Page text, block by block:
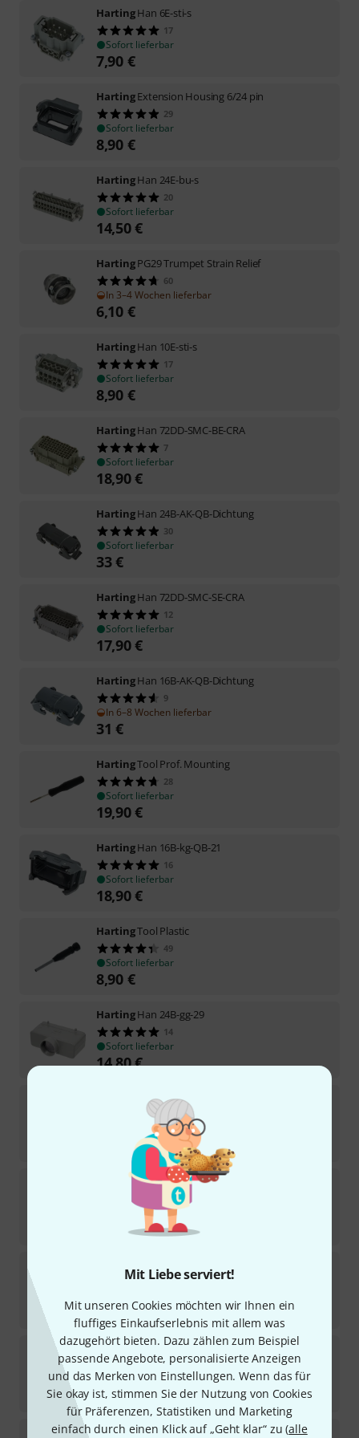
Mit Liebe serviert!
Mit unseren Cookies möchten wir Ihnen ein
fluffiges Einkaufserlebnis mit allem was
dazugehört bieten. Dazu zählen zum Beispiel
passende Angebote, personalisierte Anzeigen
und das Merken von Einstellungen. Wenn das für
Sie okay ist, stimmen Sie der Nutzung von Cookies
für Präferenzen, Statistiken und Marketing
einfach durch einen Klick auf „Geht klar“ zu (alle
HartingHan 6E-sti-s
17
Sofort lieferbar
7,90 €
HartingExtension Housing 6/24 pin
29
Sofort lieferbar
8,90 €
HartingHan 24E-bu-s
20
Sofort lieferbar
14,50€
HartingPG29 Trumpet Strain Relief
60
In 3–4 Wochen lieferbar
6,10 €
HartingHan 10E-sti-s
17
Sofort lieferbar
8,90 €
HartingHan 72DD-SMC-BE-CRA
7
Sofort lieferbar
18,90€
HartingHan 24B-AK-QB-Dichtung
30
Sofort lieferbar
33€
HartingHan 72DD-SMC-SE-CRA
12
Sofort lieferbar
17,90€
HartingHan 16B-AK-QB-Dichtung
9
In 6–8 Wochen lieferbar
31 €
HartingTool Prof. Mounting
28
Sofort lieferbar
19,90€
HartingHan 16B-kg-QB-21
16
Sofort lieferbar
18,90€
HartingTool Plastic
49
Sofort lieferbar
8,90 €
HartingHan 24B-gg-29
14
Sofort lieferbar
14,80€
Han-D40F-C
Sofort lieferbar
€
HartingHan 24E-sti-s
21
In 8–10 Wochen lieferbar
14,50€
10
29€
HartingHan 24B-gg-21
6
Sofort lieferbar
12,90€
HartingHan 6B-gs-16